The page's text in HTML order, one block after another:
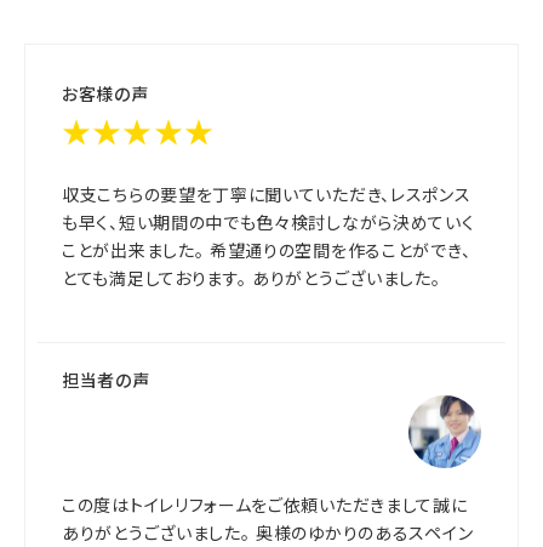
お客様の声
★★★★★
収支こちらの要望を丁寧に聞いていただき、レスポンス
も早く、短い期間の中でも色々検討しながら決めていく
ことが出来ました。 希望通りの空間を作ることができ、
とても満足しております。 ありがとうございました。
担当者の声
この度はトイレリフォームをご依頼いただきまして誠に
ありがとうございました。 奥様のゆかりのあるスペイン